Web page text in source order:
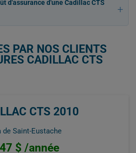
d'assurance d'une Cadillac CTS
PAR NOS CLIENTS
CADILLAC CTS
CTS 2010
de Saint-Eustache
$ /année